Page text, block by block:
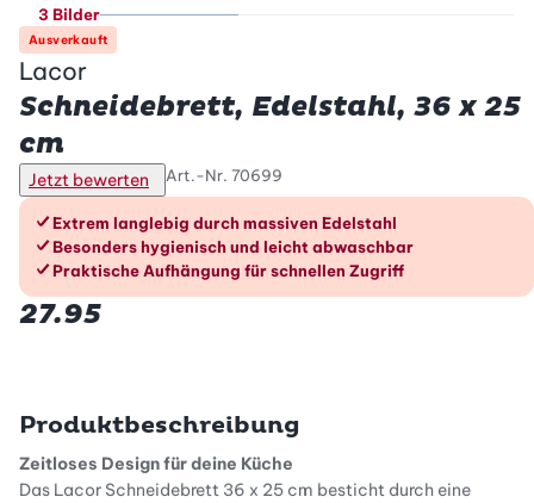
3 Bilder
Ausverkauft
Lacor
Schneidebrett, Edelstahl, 36 x 25
cm
Jetzt bewerten Art.-Nr. 70699
Die Vorteile im Überblick
Extrem langlebig durch massiven Edelstahl
Besonders hygienisch und leicht abwaschbar
Praktische Aufhängung für schnellen Zugriff
27.95
Produktbeschreibung
Zeitloses Design für deine Küche
Das Lacor Schneidebrett 36 x 25 cm besticht durch eine